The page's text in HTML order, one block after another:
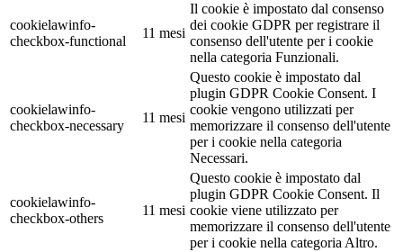
cookielawinfo-
checkbox-functional
11 mesi
Il cookie è impostato dal consenso
dei cookie GDPR per registrare il
consenso dell'utente per i cookie
nella categoria Funzionali.
cookielawinfo-
checkbox-necessary
11 mesi
Questo cookie è impostato dal
plugin GDPR Cookie Consent. I
cookie vengono utilizzati per
memorizzare il consenso dell'utente
per i cookie nella categoria
Necessari.
cookielawinfo-
checkbox-others
11 mesi
Questo cookie è impostato dal
plugin GDPR Cookie Consent. Il
cookie viene utilizzato per
memorizzare il consenso dell'utente
per i cookie nella categoria Altro.